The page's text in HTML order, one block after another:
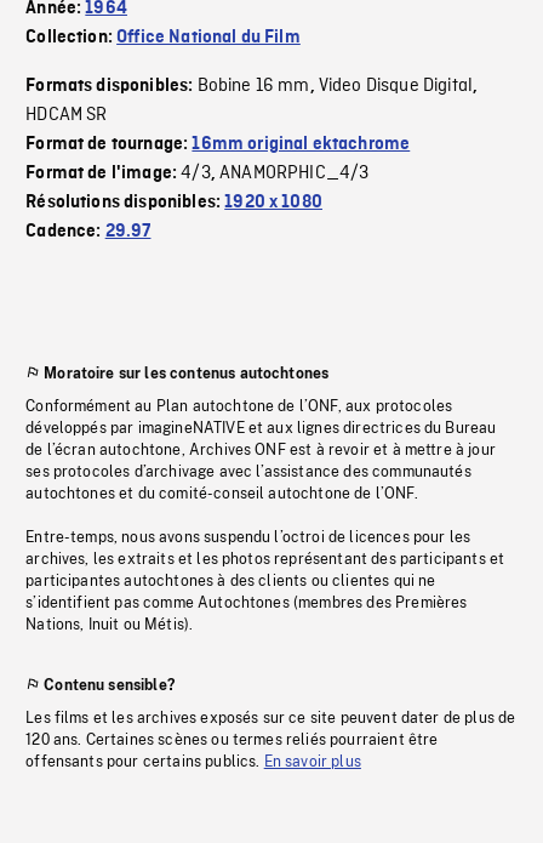
Année:1964
Collection:Office National du Film
Formats disponibles: Bobine 16 mm, Video Disque Digital,
HDCAM SR
Format de tournage:16mm original ektachrome
Format de l'image:4/3,ANAMORPHIC_4/3
Résolutions disponibles:1920 x 1080
Cadence: 29.97
Moratoire sur les contenus autochtones
Conformément au Plan autochtone de l’ONF, aux protocoles
développés par imagineNATIVE et aux lignes directrices du Bureau
de l’écran autochtone, Archives ONF est à revoir et à mettre à jour
ses protocoles d’archivage avec l’assistance des communautés
autochtones et du comité-conseil autochtone de l’ONF.
Entre-temps, nous avons suspendu l’octroi de licences pour les
archives, les extraits et les photos représentant des participants et
participantes autochtones à des clients ou clientes qui ne
s’identifient pas comme Autochtones (membres des Premières
Nations, Inuit ou Métis).
Contenu sensible?
Les films et les archives exposés sur ce site peuvent dater de plus de
120 ans. Certaines scènes ou termes reliés pourraient être
offensants pour certains publics. En savoir plus